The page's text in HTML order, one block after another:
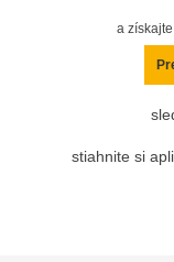
a
stiahnite si